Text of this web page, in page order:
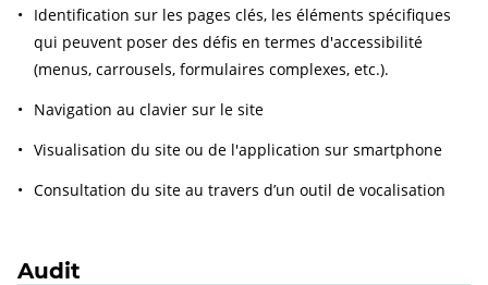
Identification sur les pages clés, les éléments spécifiques
qui peuvent poser des défis en termes d'accessibilité
(menus, carrousels, formulaires complexes, etc.).
Navigation au clavier sur le site
Visualisation du site ou de l'application sur smartphone
Consultation du site au travers d’un outil de vocalisation
Audit